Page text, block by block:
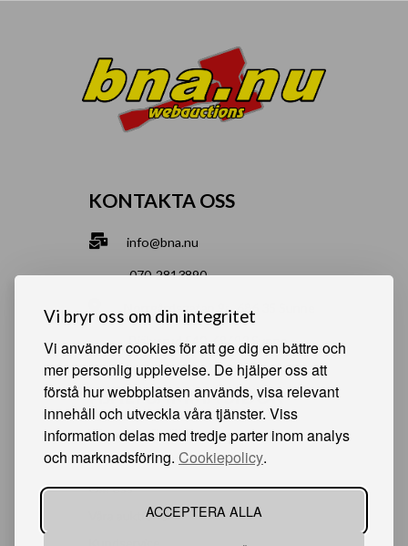
Vi bryr oss om din integritet
Vi använder cookies för att ge dig en bättre och
mer personlig upplevelse. De hjälper oss att
förstå hur webbplatsen används, visa relevant
innehåll och utveckla våra tjänster. Viss
information delas med tredje parter inom analys
och marknadsföring. Cookiepolicy.
ACCEPTERA ALLA
KONTAKTA OSS
info@bna.nu
070-2813890
Norrgårdsgatan 9a, 686 35 Sunne
Bjälverud 540, 68693 Sunne
HJÄLPSAMMA SIDOR
Något du vill sälja?
Att köpa från oss
Om oss
Våra auktioner